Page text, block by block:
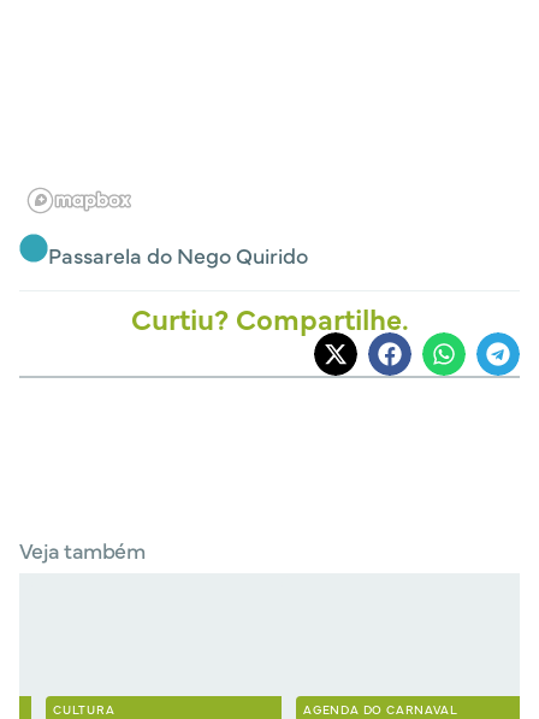
Passarela do Nego Quirido
Curtiu? Compartilhe.
Veja também
CULTURA AGENDA DO CARNAVAL